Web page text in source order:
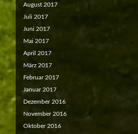
August 2017
Juli 2017
Juni 2017
Mai 2017
April 2017
März 2017
Februar 2017
Januar 2017
Dezember 2016
November 2016
Oktober 2016